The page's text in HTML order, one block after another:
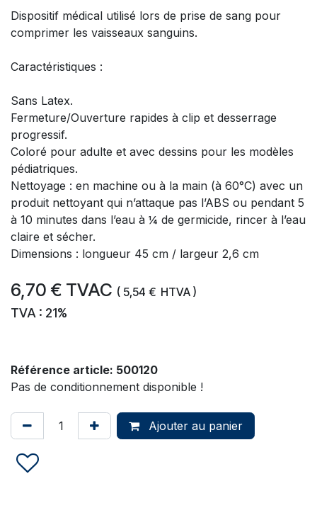
Dispositif médical utilisé lors de prise de sang pour
comprimer les vaisseaux sanguins.
Caractéristiques :
Sans Latex.
Fermeture/Ouverture rapides à clip et desserrage
progressif.
Coloré pour adulte et avec dessins pour les modèles
pédiatriques.
Nettoyage : en machine ou à la main (à 60°C) avec un
produit nettoyant qui n’attaque pas l’ABS ou pendant 5
à 10 minutes dans l’eau à ¼ de germicide, rincer à l’eau
claire et sécher.
Dimensions : longueur 45 cm / largeur 2,6 cm
6,70 € TVAC ( 5,54 € HTVA )
TVA : 21%
Référence article: 500120
Pas de conditionnement disponible !
Ajouter au panier